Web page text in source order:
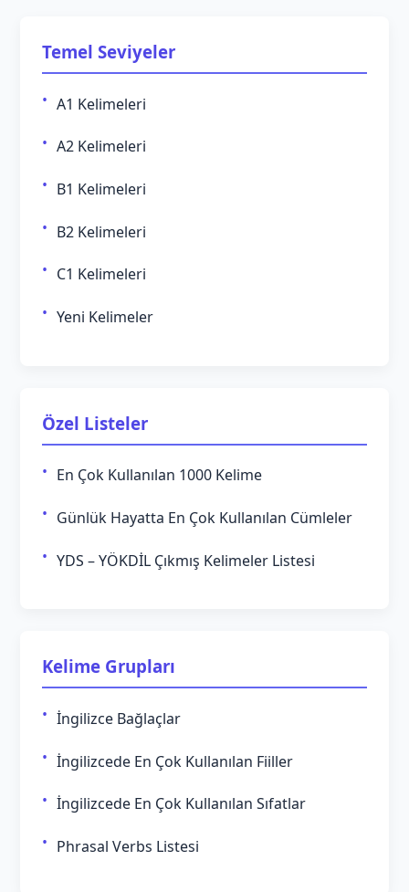
Temel Seviyeler
A1 Kelimeleri
A2 Kelimeleri
B1 Kelimeleri
B2 Kelimeleri
C1 Kelimeleri
Yeni Kelimeler
Özel Listeler
En Çok Kullanılan 1000 Kelime
Günlük Hayatta En Çok Kullanılan Cümleler
YDS – YÖKDİL Çıkmış Kelimeler Listesi
Kelime Grupları
İngilizce Bağlaçlar
İngilizcede En Çok Kullanılan Fiiller
İngilizcede En Çok Kullanılan Sıfatlar
Phrasal Verbs Listesi